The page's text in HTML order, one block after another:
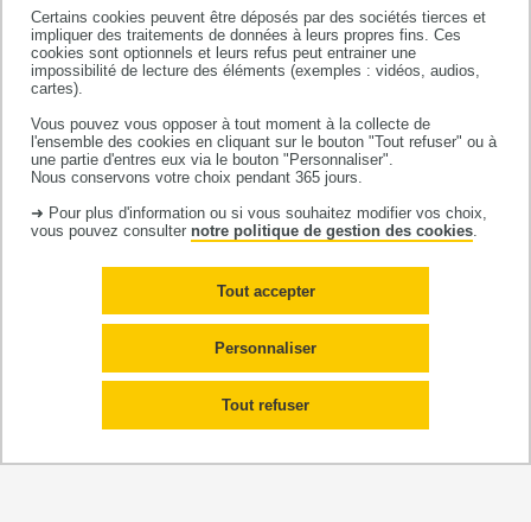
Certains cookies peuvent être déposés par des sociétés tierces et
impliquer des traitements de données à leurs propres fins. Ces
cookies sont optionnels et leurs refus peut entrainer une
impossibilité de lecture des éléments (exemples : vidéos, audios,
cartes).
Vous pouvez vous opposer à tout moment à la collecte de
l'ensemble des cookies en cliquant sur le bouton "Tout refuser" ou à
une partie d'entres eux via le bouton "Personnaliser".
Nous conservons votre choix pendant 365 jours.
➜ Pour plus d'information ou si vous souhaitez modifier vos choix,
vous pouvez consulter notre politique de gestion des cookies
Tout accepter
Tout refuser
Personnaliser
Based on Large Language Models » (ML4H 2024) et co-
auteur de recherches sur l'optimisation des flux
patients, la dé-identification automatique de dossiers
médicaux, et la génération de données médicales
synthétiques tabulaires et textuelles.
15 OCTOBRE• CONFÉRENCE sur la Protection de la
Santé, Strasbourg, France -Diffusion en direct
prévue
Les inégalités sociales, la dégradation de
l'environnement, l’évolution démographique, et les
crises mondiales menacent la stabilité des systèmes
de santé. Face à ces défis, leConseil de l'Europe
intensifie ses efforts pour protéger la santé et
défendre les droits humains qui en dépendent. La
présentera les actions globales et transversales